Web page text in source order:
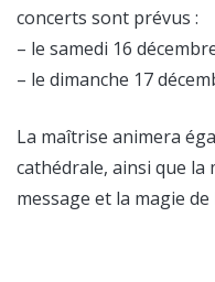
concerts sont prévus :
– le samedi 16
– le dimanche 17
La maîtrise animera
cathédrale, ainsi que
message et la magie de